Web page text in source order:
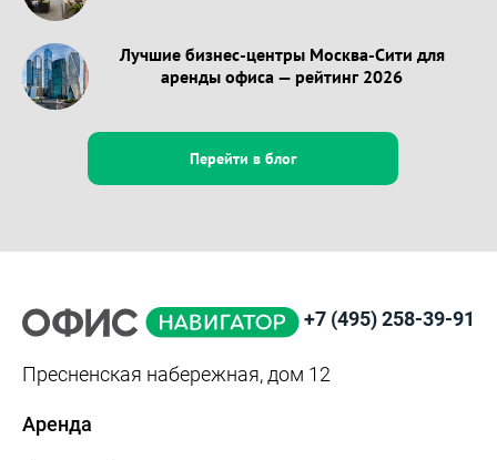
Лучшие бизнес-центры Москва-Сити для
аренды офиса — рейтинг 2026
Перейти в блог
+7 (495) 258-39-91
Пресненская набережная, дом 12
Аренда